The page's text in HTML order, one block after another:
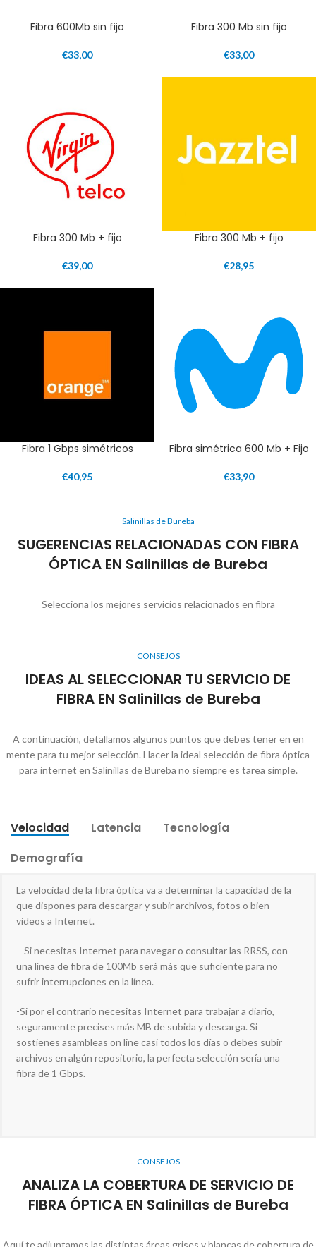
Fibra 600Mb sin fijo
€33,00
Fibra 300 Mb sin fijo
€33,00
Fibra 300 Mb + fijo
€39,00
Fibra 300 Mb + fijo
€28,95
Fibra 1 Gbps simétricos
€40,95
Fibra simétrica 600 Mb + Fijo
€33,90
Salinillas de Bureba
SUGERENCIAS RELACIONADAS CON FIBRA
ÓPTICA EN Salinillas de Bureba
Selecciona los mejores servicios relacionados en fibra
CONSEJOS
IDEAS AL SELECCIONAR TU SERVICIO DE
FIBRA EN Salinillas de Bureba
A continuación, detallamos algunos puntos que debes tener en en
mente para tu mejor selección. Hacer la ideal selección de fibra óptica
para internet en Salinillas de Bureba no siempre es tarea simple.
Velocidad Latencia
Tecnología
Demografía
La velocidad de la fibra óptica va a determinar la capacidad de la
que dispones para descargar y subir archivos, fotos o bien
videos a Internet.
– Si necesitas Internet para navegar o consultar las RRSS, con
una línea de fibra de 100Mb será más que suficiente para no
sufrir interrupciones en la línea.
-Si por el contrario necesitas Internet para trabajar a diario,
seguramente precises más MB de subida y descarga. Si
sostienes asambleas on line casi todos los días o debes subir
archivos en algún repositorio, la perfecta selección sería una
fibra de 1 Gbps.
CONSEJOS
ANALIZA LA COBERTURA DE SERVICIO DE
FIBRA ÓPTICA EN Salinillas de Bureba